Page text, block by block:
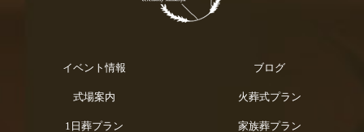
イベント情報 ブログ
式場案内 火葬式プラン
1日葬プラン 家族葬プラン